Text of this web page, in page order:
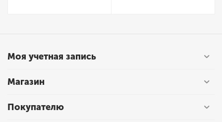
Моя учетная запись
Магазин
Покупателю